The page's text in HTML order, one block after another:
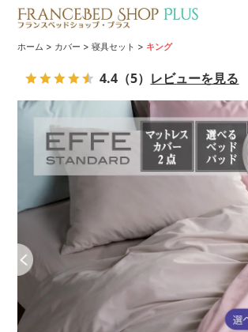
ホーム > カバー >寝具セット > キング
4.4 （5） レビューを見る